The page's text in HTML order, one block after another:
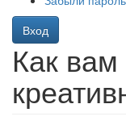
Вход
Как вам